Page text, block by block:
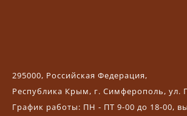
295000, Российская Федерация,
Республика Крым, г. Симферополь, ул.
График работы: ПН - ПТ 9-00 до 18-00,